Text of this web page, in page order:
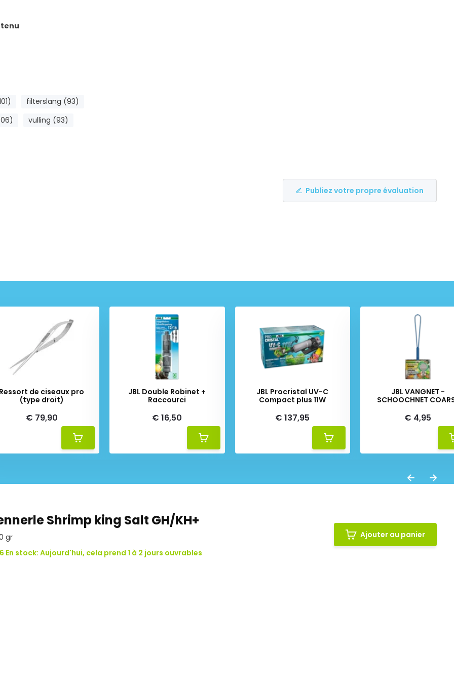
filterslang (93)
vulling (93)
Publiez votre propre évaluation
Ressort de ciseaux pro
(type droit)
€ 79,90
JBL Double Robinet +
Raccourci
€ 16,50
JBL Procristal UV-C
Compact plus 11W
€ 137,95
JBL VANGNET -
SCHOOCHNET
€ 4,95
Shrimp king Salt GH/KH+
gr
6 En stock: Aujourd'hui, cela prend 1 à 2 jours ouvrables
Ajouter au panier